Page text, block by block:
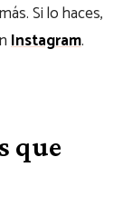
Si lo haces,
Instagram.
que